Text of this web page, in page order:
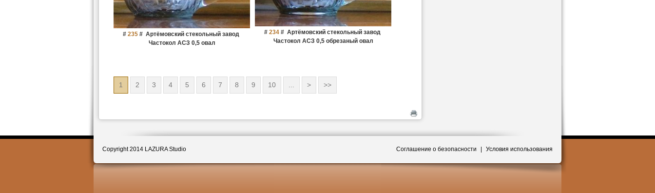
# 235 # Артёмовский стекольный завод
Частокол АСЗ 0,5 овал
# 234 # Артёмовский стекольный завод
Частокол АСЗ 0,5 обрезаный овал
1 2 3 4 5 6 7 8 9 10 > >>
Copyright 2014 LAZURA Studio Соглашение о безопасности Условия использования